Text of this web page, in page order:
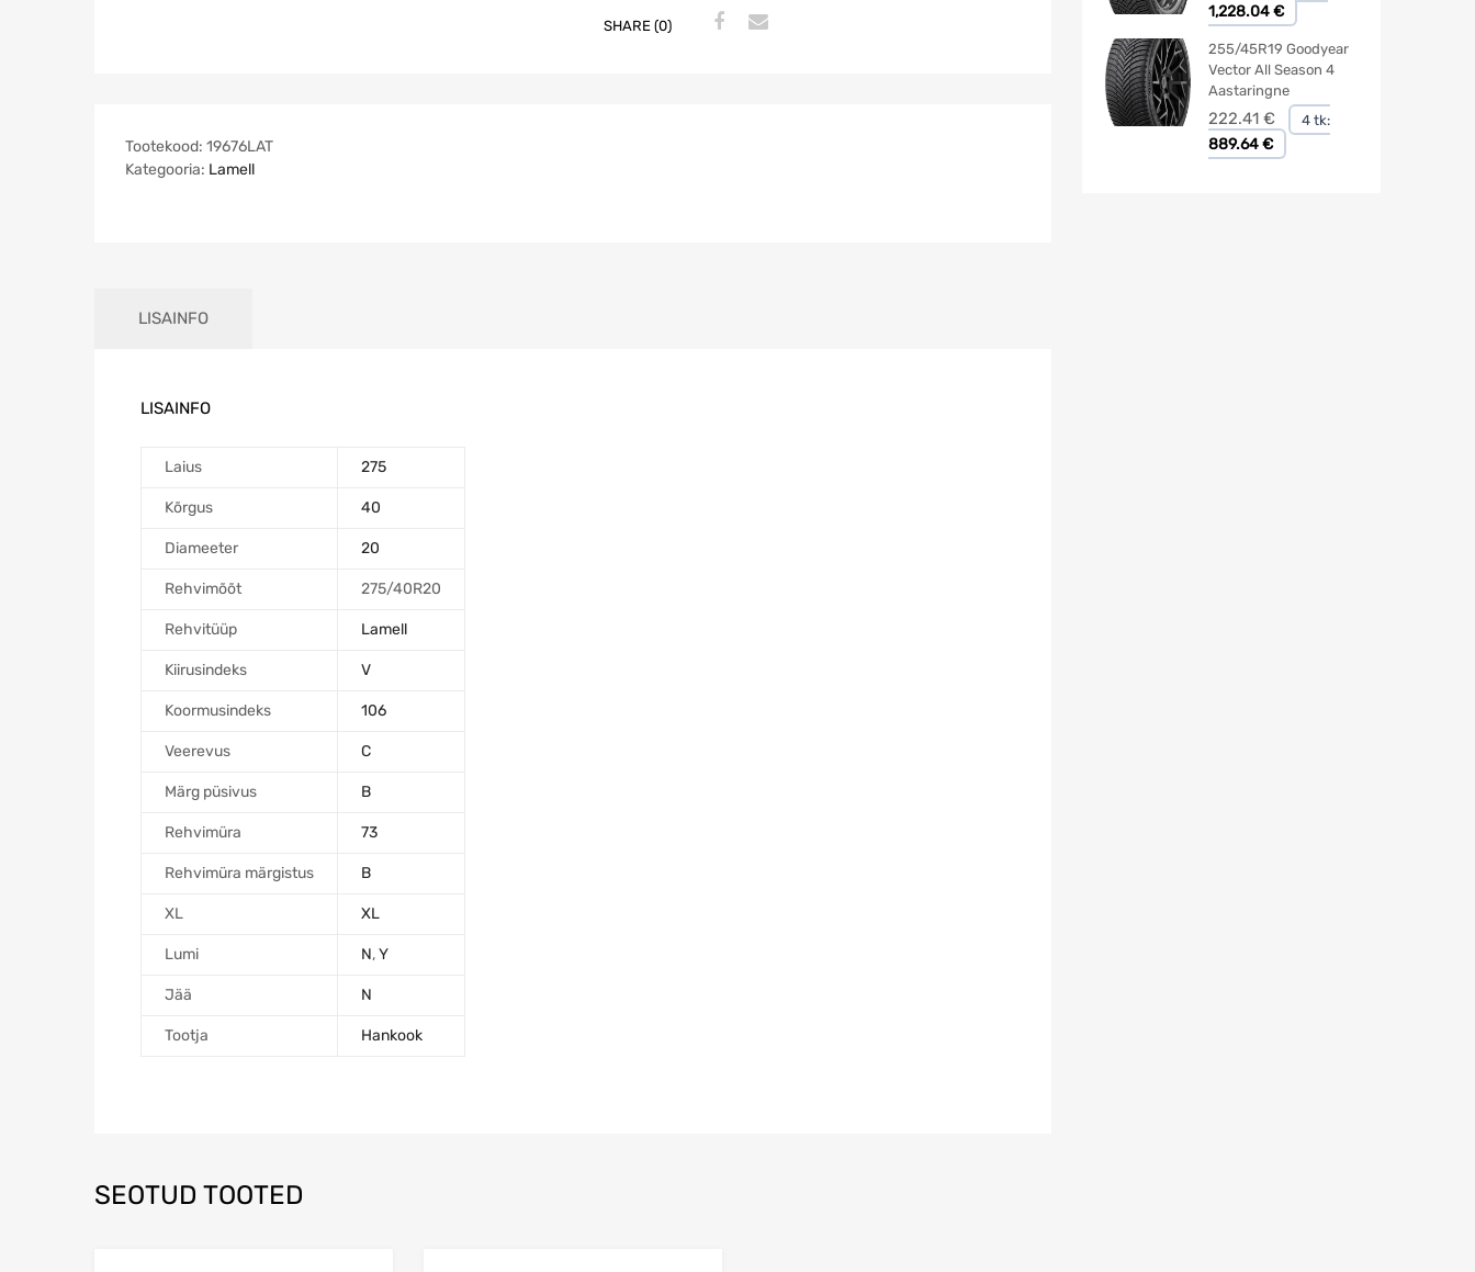
SHARE (0)
Tootekood: 19676LAT
Kategooria: Lamell
LISAINFO
LISAINFO
Laius 275
Kõrgus 40
Diameeter 20
Rehvimõõt 275/40R20
Rehvitüüp Lamell
Kiirusindeks V
Koormusindeks 106
Veerevus C
Märg püsivus B
Rehvimüra 73
Rehvimüra märgistus B
XL XL
Lumi N,Y
Jää N
Tootja Hankook
SEOTUD TOOTED
1,228.04 €
255/45R19 Goodyear
Vector All Season 4
Aastaringne
222.41 € 4 tk:
889.64 €